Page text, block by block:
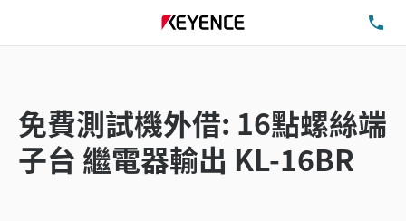
免費測試機外借: 16點螺絲端
子台 繼電器輸出 KL-16BR